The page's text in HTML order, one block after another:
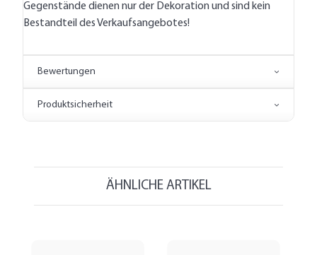
Gegenstände dienen nur der Dekoration und sind kein
Bestandteil des Verkaufsangebotes!
Bewertungen
Produktsicherheit
ÄHNLICHE ARTIKEL